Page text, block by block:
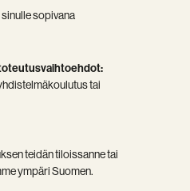
sopivana
tai
teidän tiloissanne tai
ympäri Suomen.